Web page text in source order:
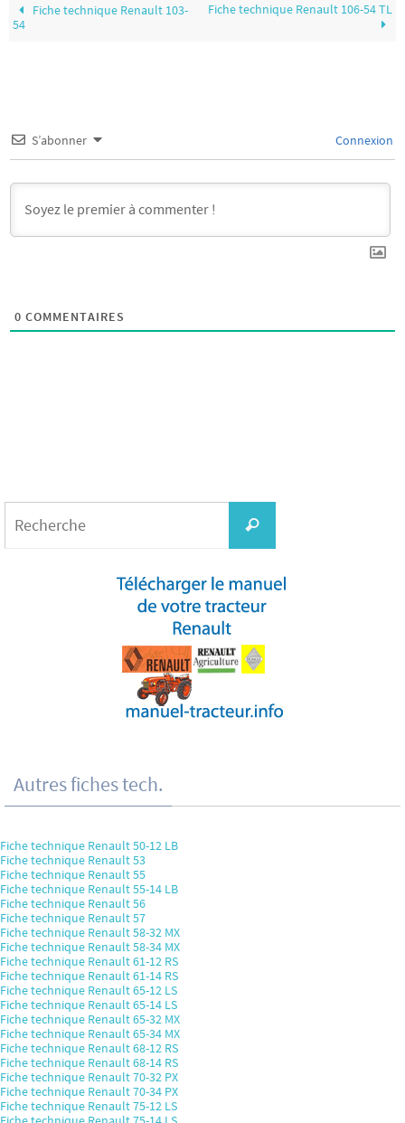
Fiche technique Renault 103-
54
Fiche technique Renault 106-54 TL
S’abonner Connexion
0 COMMENTAIRES
Recherche
Autres fiches tech.
Fiche technique Renault 50-12 LB
Fiche technique Renault 53
Fiche technique Renault 55
Fiche technique Renault 55-14 LB
Fiche technique Renault 56
Fiche technique Renault 57
Fiche technique Renault 58-32 MX
Fiche technique Renault 58-34 MX
Fiche technique Renault 61-12 RS
Fiche technique Renault 61-14 RS
Fiche technique Renault 65-12 LS
Fiche technique Renault 65-14 LS
Fiche technique Renault 65-32 MX
Fiche technique Renault 65-34 MX
Fiche technique Renault 68-12 RS
Fiche technique Renault 68-14 RS
Fiche technique Renault 70-32 PX
Fiche technique Renault 70-34 PX
Fiche technique Renault 75-12 LS